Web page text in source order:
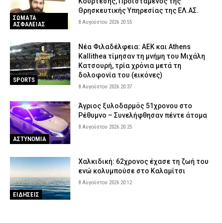
ΣΩΜΑΤΑ
ΑΣΦΑΛΕΙΑΣ
Θρησκευτικής Υπηρεσίας της ΕΛ.ΑΣ.
8 Αυγούστου 2026 20:55
SPORTS
Νέα Φιλαδέλφεια: ΑΕΚ και Athens
Kallithea τίμησαν τη μνήμη του Μιχάλη
Κατσουρή, τρία χρόνια μετά τη
δολοφονία του (εικόνες)
8 Αυγούστου 2026 20:37
ΑΣΤΥΝΟΜΙΑ
Άγριος ξυλοδαρμός 51χρονου στο
Ρέθυμνο – Συνελήφθησαν πέντε άτομα
8 Αυγούστου 2026 20:25
ΕΙΔΗΣΕΙΣ
Χαλκιδική: 62χρονος έχασε τη ζωή του
ενώ κολυμπούσε στο Καλαμίτσι
8 Αυγούστου 2026 20:12